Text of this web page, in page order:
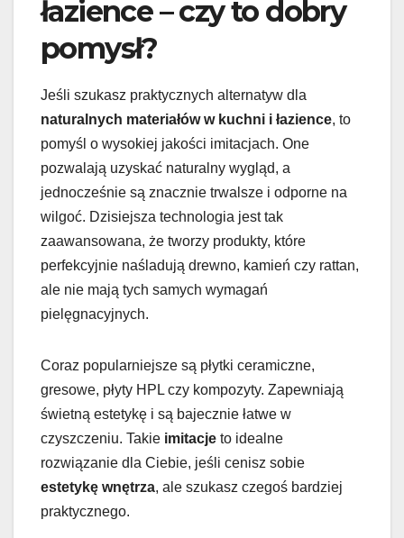
łazience – czy to dobry
pomysł?
Jeśli szukasz praktycznych alternatyw dla
naturalnych materiałów w kuchni i łazience, to
pomyśl o wysokiej jakości imitacjach. One
pozwalają uzyskać naturalny wygląd, a
jednocześnie są znacznie trwalsze i odporne na
wilgoć. Dzisiejsza technologia jest tak
zaawansowana, że tworzy produkty, które
perfekcyjnie naśladują drewno, kamień czy rattan,
ale nie mają tych samych wymagań
pielęgnacyjnych.
Coraz popularniejsze są płytki ceramiczne,
gresowe, płyty HPL czy kompozyty. Zapewniają
świetną estetykę i są bajecznie łatwe w
czyszczeniu. Takie imitacje to idealne
rozwiązanie dla Ciebie, jeśli cenisz sobie
estetykę wnętrza, ale szukasz czegoś bardziej
praktycznego.